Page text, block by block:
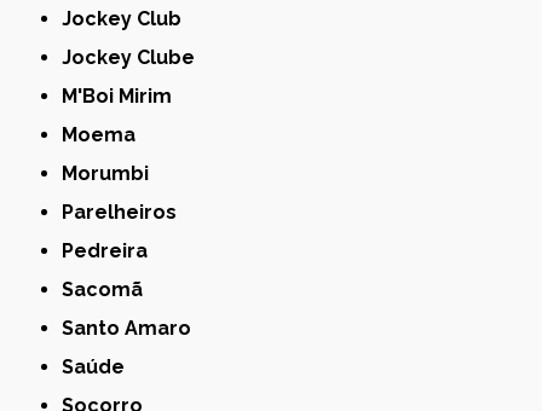
Jockey Club
Jockey Clube
M'Boi Mirim
Moema
Morumbi
Parelheiros
Pedreira
Sacomã
Santo Amaro
Saúde
Socorro